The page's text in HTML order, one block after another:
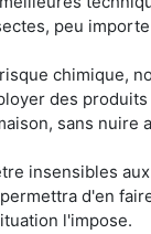
peu
chimique,
des
sans nuire
insensibles
d'en
l'impose.